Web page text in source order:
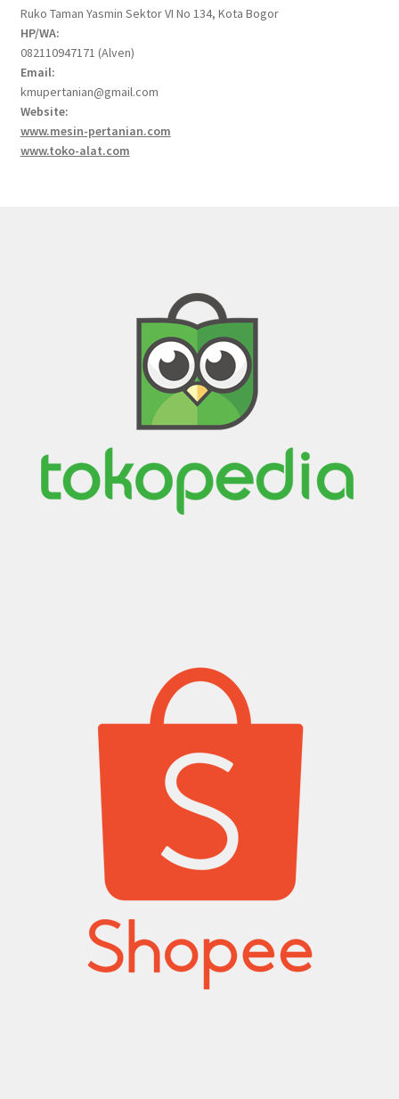
Ruko Taman Yasmin Sektor VI No 134, Kota Bogor
HP/WA:
082110947171 (Alven)
Email:
kmupertanian@gmail.com
Website:
www.mesin-pertanian.com
www.toko-alat.com